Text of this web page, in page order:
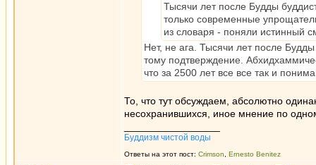
Тысячи лет после Будды
только современные
из словаря - поняли истинный
Нет, не ага. Тысячи лет после
тому подтверждение.
что за 2500 лет все все так и
То, что тут обсуждаем, абсолютно
несохранившихся, иное мнение по
Буддизм чистой воды
Ответы на этот пост: Crimson Ernesto Benitez